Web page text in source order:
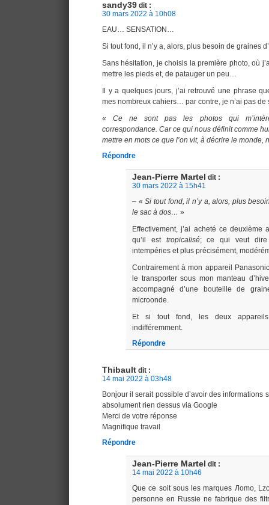
sandy39 dit :
30 mars 2022 à 10h08
EAU… SENSATION…
Si tout fond, il n’y a, alors, plus besoin de graines
Sans hésitation, je choisis la première photo, où
mettre les pieds et, de patauger un peu…
Il y a quelques jours, j’ai retrouvé une phrase
mes nombreux cahiers… par contre, je n’ai pas de
«Ce ne sont pas les photos qui
correspondance. Car ce qui nous définit comme
mettre en mots ce que l’on vit, à décrire le monde,
Répondre
Jean-Pierre Martel dit :
30 mars 2022 à 15h41
– «Si tout fond, il n’y a, alors, plus
le sac à dos… »
Effectivement, j’ai acheté ce deuxième
qu’il est tropicalisé; ce qui veut dire
intempéries et plus précisément,
Contrairement à mon appareil
le transporter sous mon manteau
accompagné d’une bouteille de
microonde.
Et si tout fond, les deux
indifféremment.
Répondre
Thibault dit :
14 mai 2022 à 03h48
Bonjour il serait possible d’avoir des informations
absolument rien dessus via Google
Merci de votre réponse
Magnifique travail
Répondre
Jean-Pierre Martel dit :
14 mai 2022 à 10h46
Que ce soit sous les marques Лomo,
personne en Russie ne fabrique des